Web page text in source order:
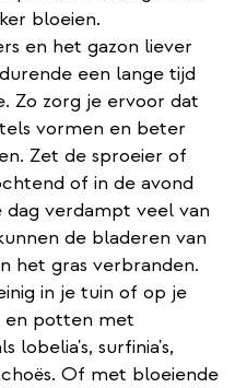
bloeien.
en het gazon liever
een lange tijd
Zo zorg je ervoor dat
vormen en beter
Zet de sproeier of
of in de avond
dag verdampt veel van
de bladeren van
het gras verbranden.
in je tuin of op je
en potten met
lobelia's, surfinia's,
Of met bloeiende